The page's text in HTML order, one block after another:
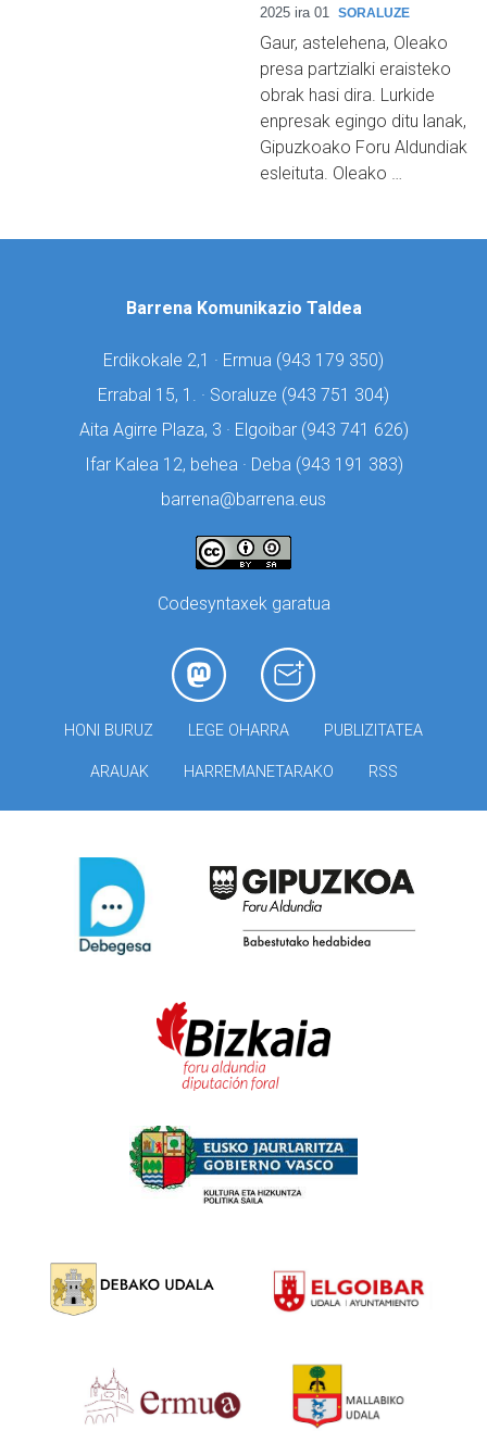
2025 ira 01
SORALUZE
Gaur, astelehena, Oleako
presa partzialki eraisteko
obrak hasi dira. Lurkide
enpresak egingo ditu lanak,
Gipuzkoako Foru Aldundiak
esleituta. Oleako …
Barrena Komunikazio Taldea
Erdikokale 2,1 · Ermua (943 179 350)
Errabal 15, 1. · Soraluze (943 751 304)
Aita Agirre Plaza, 3 · Elgoibar (943 741 626)
Ifar Kalea 12, behea · Deba (943 191 383)
barrena@barrena.eus
Codesyntaxek garatua
HONI BURUZ LEGE OHARRA PUBLIZITATEA
ARAUAK HARREMANETARAKO RSS